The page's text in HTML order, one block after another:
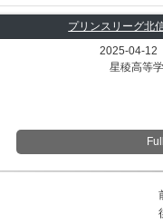
プリンスリーグ北
2025-04-12
星稜高等